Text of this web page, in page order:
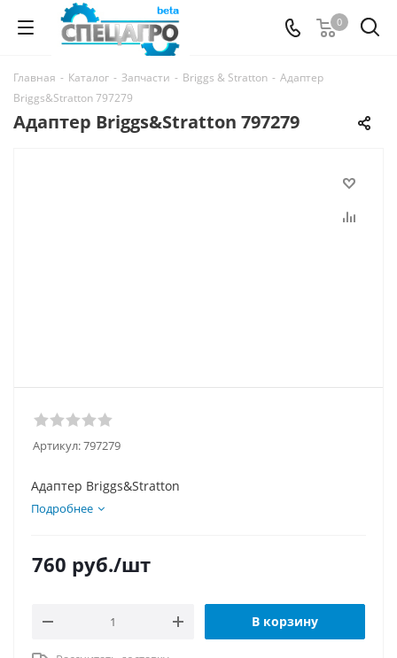
0
Главная - Каталог - Запчасти - Briggs & Stratton - Адаптер
Briggs&Stratton 797279
Адаптер Briggs&Stratton 797279
Артикул:797279
Адаптер Briggs&Stratton
Подробнее
760 руб./шт
В корзину